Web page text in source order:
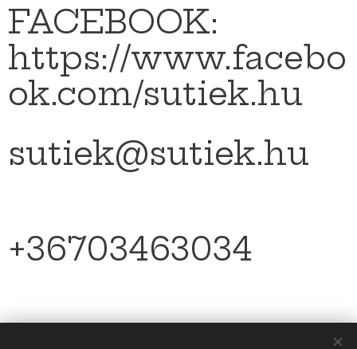
FACEBOOK:
https://www.facebo
ok.com/sutiek.hu
sutiek@sutiek.hu
+36703463034